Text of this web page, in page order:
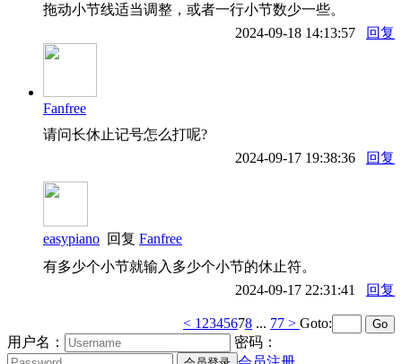
拖动小节线适当调整，或者一行小节数少一些。
2024-09-18 14:13:57
回复
Fanfree
请问长休止记号怎么打呢?
2024-09-17 19:38:36
回复
easypiano 回复 Fanfree
有多少个小节就输入多少个小节的休止符。
2024-09-17 22:31:41
回复
< 1 2345678 ... 77 > Goto:
用户名：
密码：